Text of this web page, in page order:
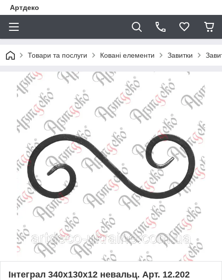
Артдеко
Товари та послуги Ковані елементи Завитки
Інтеграл 340х130х12 невальц. Арт. 12.202